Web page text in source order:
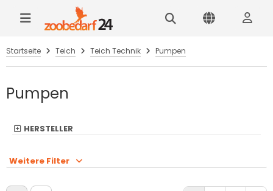
Startseite Teich Teich Technik Pumpen
Pumpen
HERSTELLER
Weitere Filter